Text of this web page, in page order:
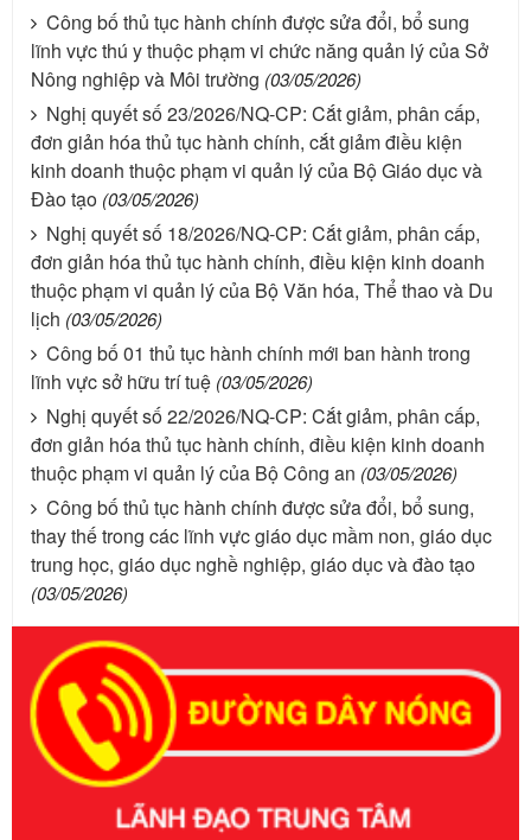
Công bố thủ tục hành chính được sửa đổi, bổ sung
lĩnh vực thú y thuộc phạm vi chức năng quản lý của Sở
Nông nghiệp và Môi trường (03/05/2026)
Nghị quyết số 23/2026/NQ-CP: Cắt giảm, phân cấp,
đơn giản hóa thủ tục hành chính, cắt giảm điều kiện
kinh doanh thuộc phạm vi quản lý của Bộ Giáo dục và
Đào tạo (03/05/2026)
Nghị quyết số 18/2026/NQ-CP: Cắt giảm, phân cấp,
đơn giản hóa thủ tục hành chính, điều kiện kinh doanh
thuộc phạm vi quản lý của Bộ Văn hóa, Thể thao và Du
lịch (03/05/2026)
Công bố 01 thủ tục hành chính mới ban hành trong
lĩnh vực sở hữu trí tuệ (03/05/2026)
Nghị quyết số 22/2026/NQ-CP: Cắt giảm, phân cấp,
đơn giản hóa thủ tục hành chính, điều kiện kinh doanh
thuộc phạm vi quản lý của Bộ Công an (03/05/2026)
Công bố thủ tục hành chính được sửa đổi, bổ sung,
thay thế trong các lĩnh vực giáo dục mầm non, giáo dục
trung học, giáo dục nghề nghiệp, giáo dục và đào tạo
(03/05/2026)